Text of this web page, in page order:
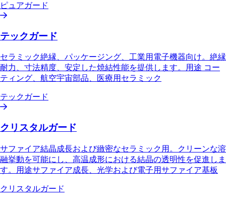
ピュアガード
テックガード
セラミック絶縁、パッケージング、工業用電子機器向け。絶縁
耐力、寸法精度、安定した焼結性能を提供します。用途 コー
ティング、航空宇宙部品、医療用セラミック
テックガード
クリスタルガード
サファイア結晶成長および緻密なセラミック用。クリーンな溶
融挙動を可能にし、高温成形における結晶の透明性を促進しま
す。用途サファイア成長、光学および電子用サファイア基板
クリスタルガード